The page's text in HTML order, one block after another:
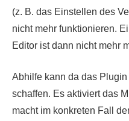
(z. B. das Einstellen des
nicht mehr funktionieren.
Editor ist dann nicht mehr
Abhilfe kann da das Plugin
schaffen. Es aktiviert das
macht im konkreten Fall